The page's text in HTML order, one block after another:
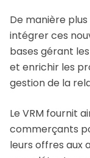
De manière
intégrer ces
bases gérant
et enrichir les
gestion de la
Le VRM fournit
commerçants
leurs offres aux